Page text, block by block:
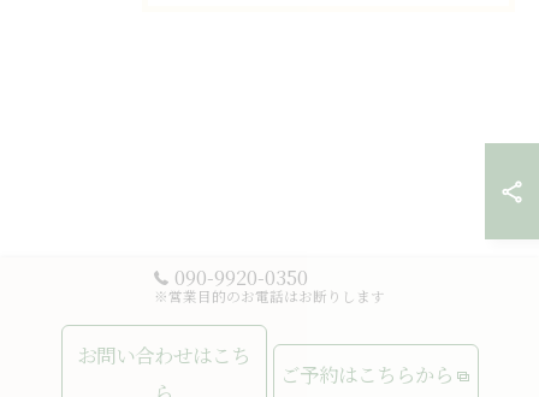
090-9920-0350
※営業目的のお電話はお断りします
お問い合わせはこち
ご予約はこちらから